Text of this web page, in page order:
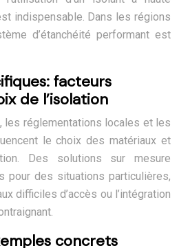
indispensable. Dans les régions
d’étanchéité performant est
facteurs
de l’isolation
les réglementations locales et les
le choix des matériaux et
Des solutions sur mesure
pour des situations particulières,
difficiles d’accès ou l’intégration
concrets